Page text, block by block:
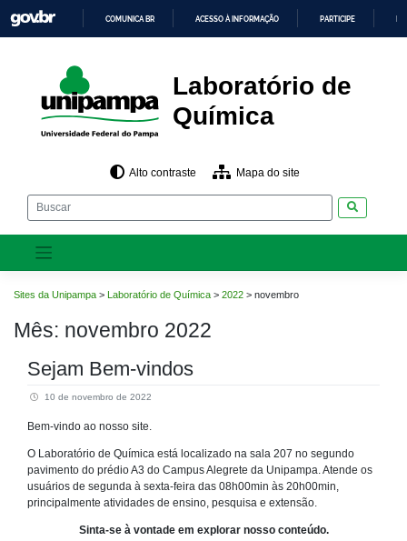
para
o
CONTEÚDO
COMUNICA BR ACESSO À INFORMAÇÃO PARTICIPE
Laboratório de
Química
Alto contraste Mapa do site
Sites da Unipampa > Laboratório de Química > 2022 > novembro
Mês: novembro 2022
Sejam Bem-vindos
10 de novembro de 2022
Bem-vindo ao nosso site.
O Laboratório de Química está localizado na sala 207 no segundo
pavimento do prédio A3 do Campus Alegrete da Unipampa. Atende os
usuários de segunda à sexta-feira das 08h00min às 20h00min,
principalmente atividades de ensino, pesquisa e extensão.
Sinta-se à vontade em explorar nosso conteúdo.